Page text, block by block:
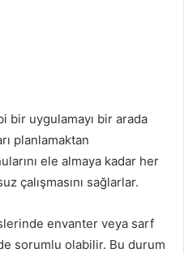
bir uygulamayı bir arada
planlamaktan
ele almaya kadar her
çalışmasını sağlarlar.
envanter veya sarf
sorumlu olabilir. Bu durum